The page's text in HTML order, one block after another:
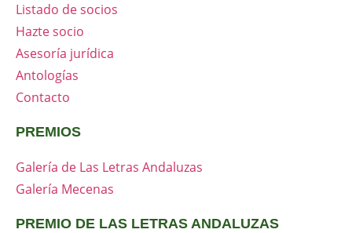
Listado de socios
Hazte socio
Asesoría jurídica
Antologías
Contacto
PREMIOS
Galería de Las Letras Andaluzas
Galería Mecenas
PREMIO DE LAS LETRAS ANDALUZAS